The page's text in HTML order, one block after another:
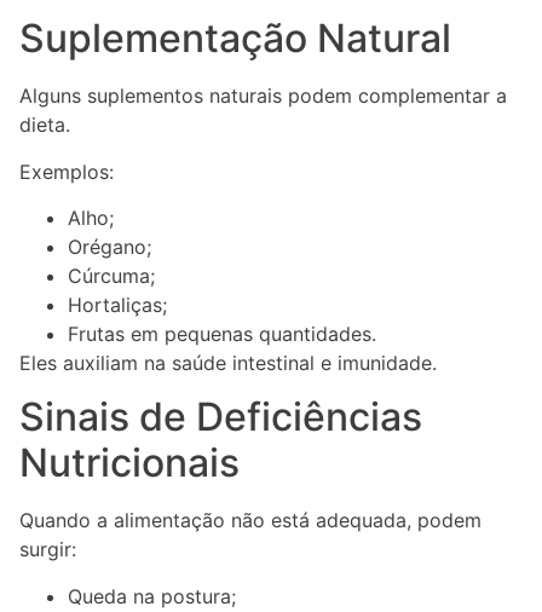
Suplementação Natural
Alguns suplementos naturais podem complementar a
dieta.
Exemplos:
Alho;
Orégano;
Cúrcuma;
Hortaliças;
Frutas em pequenas quantidades.
Eles auxiliam na saúde intestinal e imunidade.
Sinais de Deficiências
Nutricionais
Quando a alimentação não está adequada, podem
surgir:
Queda na postura;